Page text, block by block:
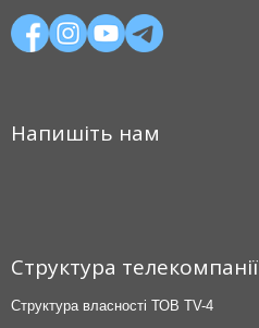
Напишіть нам
Структура телекомпанії
Структура власності ТОВ TV-4